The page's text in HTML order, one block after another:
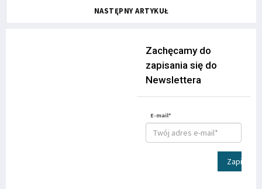
NASTĘPNY ARTYKUŁ
Zachęcamy do
zapisania się do
Newslettera
E-mail*
Zapisz